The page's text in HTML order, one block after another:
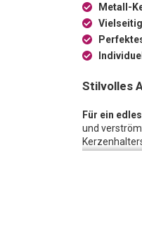
Metall-
Stilvolles
Für ein
und